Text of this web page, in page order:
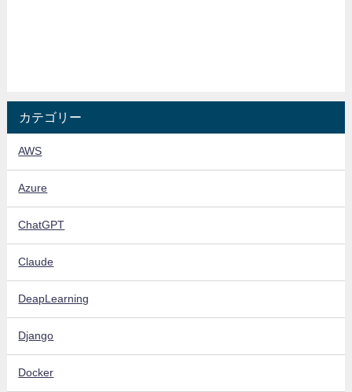
カテゴリー
AWS
Azure
ChatGPT
Claude
DeapLearning
Django
Docker